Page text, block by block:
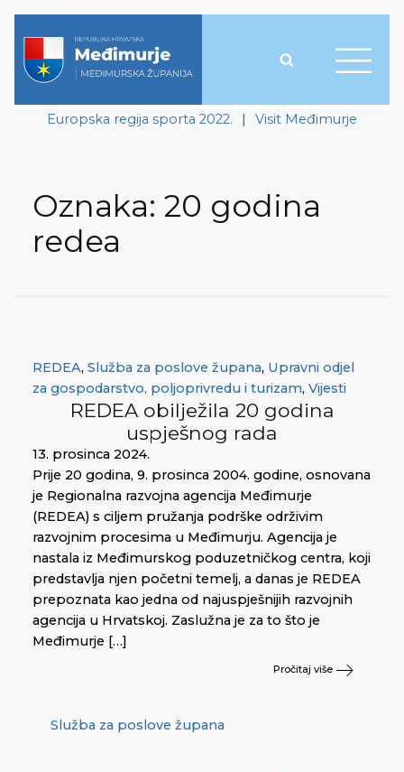
Europska regija sporta 2022. | Visit Međimurje
Oznaka: 20 godina
redea
REDEA, Služba za poslove župana, Upravni odjel
za gospodarstvo, poljoprivredu i turizam, Vijesti
REDEA obilježila 20 godina
uspješnog rada
13. prosinca 2024.
Prije 20 godina, 9. prosinca 2004. godine, osnovana
je Regionalna razvojna agencija Međimurje
(REDEA) s ciljem pružanja podrške održivim
razvojnim procesima u Međimurju. Agencija je
nastala iz Međimurskog poduzetničkog centra, koji
predstavlja njen početni temelj, a danas je REDEA
prepoznata kao jedna od najuspješnijih razvojnih
agencija u Hrvatskoj. Zaslužna je za to što je
Međimurje […]
Pročitaj više
Služba za poslove župana